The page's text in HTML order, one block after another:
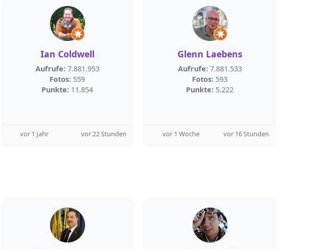
Ian Coldwell
Aufrufe: 7.881.953
Fotos: 559
Punkte: 11.854
vor 1 Jahr vor 22 Stunden
Glenn Laebens
Aufrufe: 7.881.533
Fotos: 593
Punkte: 5.222
vor 1 Woche vor 16 Stunden